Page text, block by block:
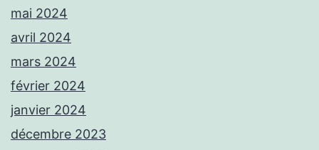
mai 2024
avril 2024
mars 2024
février 2024
janvier 2024
décembre 2023